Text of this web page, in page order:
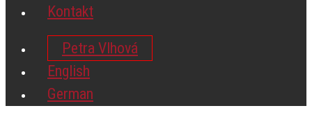
Kontakt
Petra Vlhová
English
German